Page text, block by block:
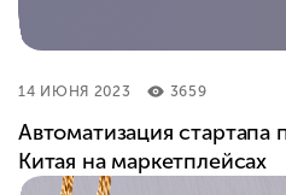
14 ИЮНЯ 2023 3659
Автоматизация стартапа
Китая на маркетплейсах